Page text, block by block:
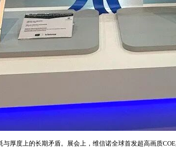
厚度上的长期矛盾。展会上，维信诺全球首发超高画质